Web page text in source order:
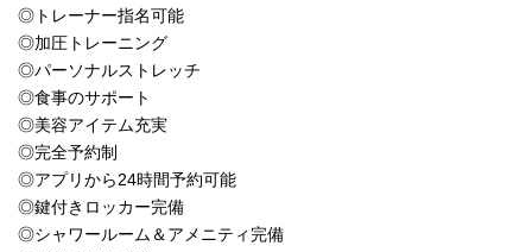
◎トレーナー指名可能
◎加圧トレーニング
◎パーソナルストレッチ
◎食事のサポート
◎美容アイテム充実
◎完全予約制
◎アプリから24時間予約可能
◎鍵付きロッカー完備
◎シャワールーム＆アメニティ完備